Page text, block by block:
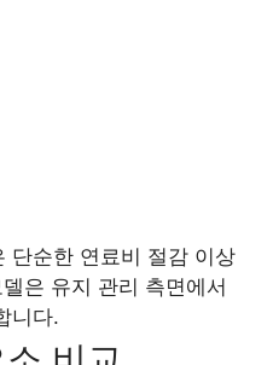
단순한 연료비 절감 이상
은 유지 관리 측면에서
니다.